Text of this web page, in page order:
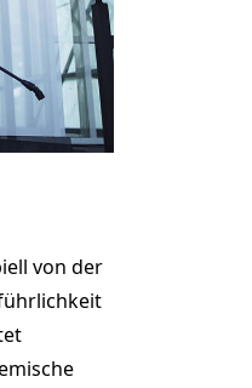
von der